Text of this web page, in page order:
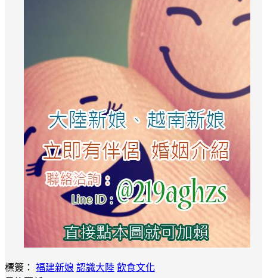
標簽： 福建新娘 認識大陸 飲食文化